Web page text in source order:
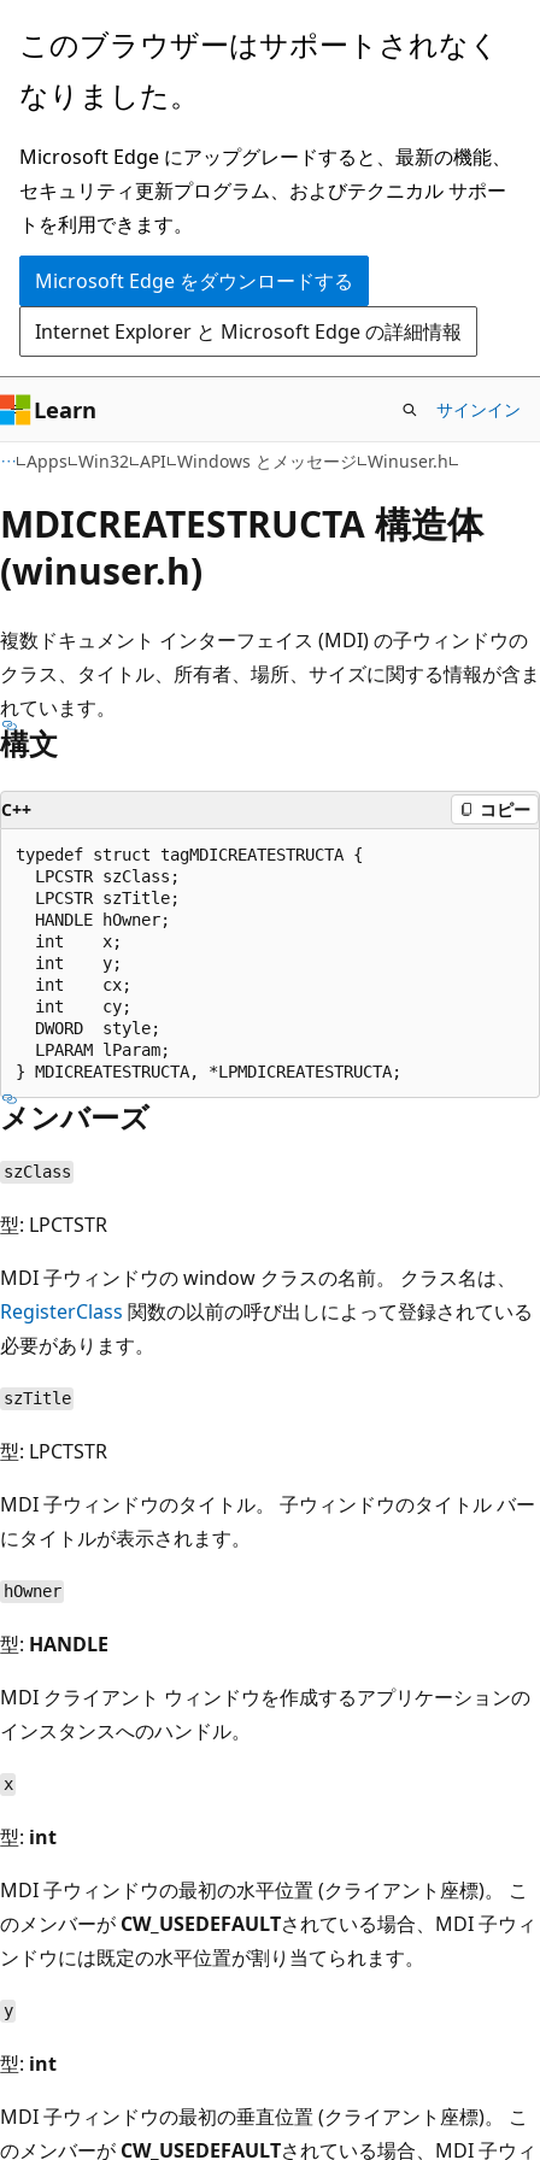
メ
ン
ン
テ
ン
ツ
に
ス
キ
ッ
プ
このブラウザーはサポートされなく
なりました。
Microsoft Edge にアップグレードすると、最新の機能、
セキュリティ更新プログラム、およびテクニカル サポー
トを利用できます。
Microsoft Edge をダウンロードする
Internet Explorer と Microsoft Edge の詳細情報
Learn サインイン
Apps Win32 API Windows とメッセージ Winuser.h
MDICREATESTRUCTA 構造体
(winuser.h)
複数ドキュメント インターフェイス (MDI) の子ウィンドウの
クラス、タイトル、所有者、場所、サイズに関する情報が含ま
れています。
構文
C++ コピー
typedef struct tagMDICREATESTRUCTA {
  LPCSTR szClass;
  LPCSTR szTitle;
  HANDLE hOwner;
  int    x;
  int    y;
  int    cx;
  int    cy;
  DWORD  style;
  LPARAM lParam;
メンバーズ
szClass
型: LPCTSTR
MDI 子ウィンドウの window クラスの名前。 クラス名は、
RegisterClass 関数の以前の呼び出しによって登録されている
必要があります。
szTitle
型: LPCTSTR
MDI 子ウィンドウのタイトル。 子ウィンドウのタイトル バー
にタイトルが表示されます。
hOwner
型: HANDLE
MDI クライアント ウィンドウを作成するアプリケーションの
インスタンスへのハンドル。
x
型: int
MDI 子ウィンドウの最初の水平位置 (クライアント座標)。 こ
のメンバーが CW_USEDEFAULTされている場合、MDI 子ウィ
ンドウには既定の水平位置が割り当てられます。
y
型: int
MDI 子ウィンドウの最初の垂直位置 (クライアント座標)。 こ
のメンバーが CW_USEDEFAULTされている場合、MDI 子ウィ